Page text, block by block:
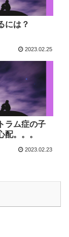
には？
2023.02.25
ラム症の子
配。。。
2023.02.23